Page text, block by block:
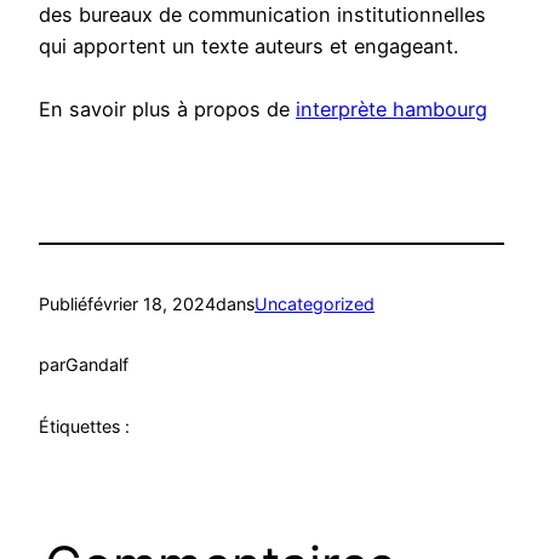
des bureaux de communication institutionnelles
qui apportent un texte auteurs et engageant.
En savoir plus à propos de interprète hambourg
Publiéfévrier 18, 2024dansUncategorized
parGandalf
Étiquettes :